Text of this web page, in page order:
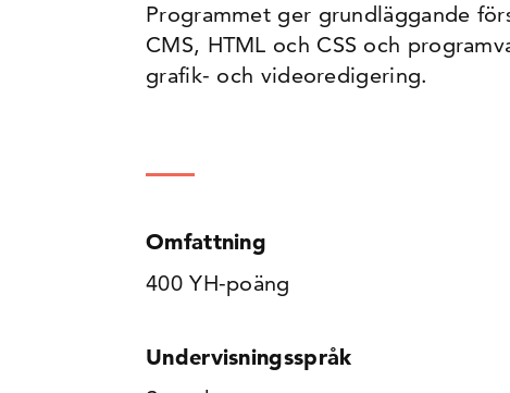
Programmet ger grundläggande
CMS, HTML och CSS och
grafik- och videoredigering.
Omfattning
400 YH-poäng
Undervisningsspråk